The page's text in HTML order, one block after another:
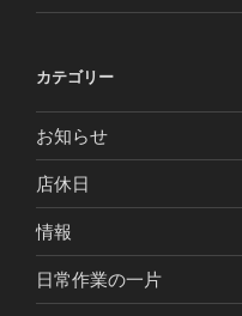
カテゴリー
お知らせ
店休日
情報
日常作業の一片